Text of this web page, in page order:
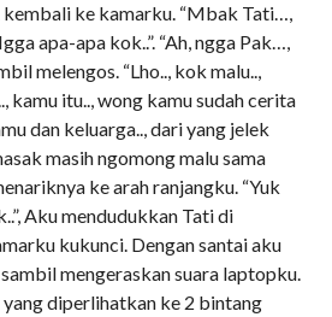
ke kamarku. “Mbak Tati…,
apa-apa kok..”. “Ah, ngga Pak…,
melengos. “Lho.., kok malu..,
kamu itu.., wong kamu sudah cerita
dan keluarga.., dari yang jelek
masih ngomong malu sama
ke arah ranjangku. “Yuk
Aku mendudukkan Tati di
kukunci. Dengan santai aku
mengeraskan suara laptopku.
diperlihatkan ke 2 bintang